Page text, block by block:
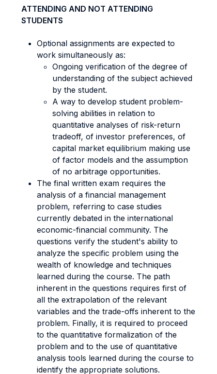
ATTENDING AND NOT ATTENDING
STUDENTS
Optional assignments are expected to
work simultaneously as:
Ongoing verification of the degree of
understanding of the subject achieved
by the student.
A way to develop student problem-
solving abilities in relation to
quantitative analyses of risk-return
tradeoff, of investor preferences, of
capital market equilibrium making use
of factor models and the assumption
of no arbitrage opportunities.
The final written exam requires the
analysis of a financial management
problem, referring to case studies
currently debated in the international
economic-financial community. The
questions verify the student's ability to
analyze the specific problem using the
wealth of knowledge and techniques
learned during the course. The path
inherent in the questions requires first of
all the extrapolation of the relevant
variables and the trade-offs inherent to the
problem. Finally, it is required to proceed
to the quantitative formalization of the
problem and to the use of quantitative
analysis tools learned during the course to
identify the appropriate solutions.